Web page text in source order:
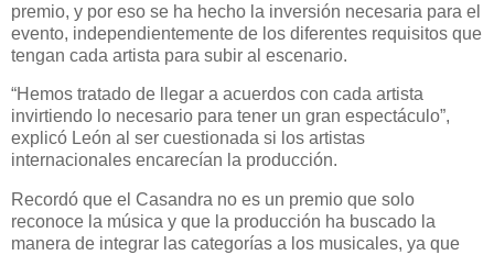
premio, y por eso se ha hecho la inversión necesaria para el
evento, independientemente de los diferentes requisitos que
tengan cada artista para subir al escenario.
“Hemos tratado de llegar a acuerdos con cada artista
invirtiendo lo necesario para tener un gran espectáculo”,
explicó León al ser cuestionada si los artistas
internacionales encarecían la producción.
Recordó que el Casandra no es un premio que solo
reconoce la música y que la producción ha buscado la
manera de integrar las categorías a los musicales, ya que